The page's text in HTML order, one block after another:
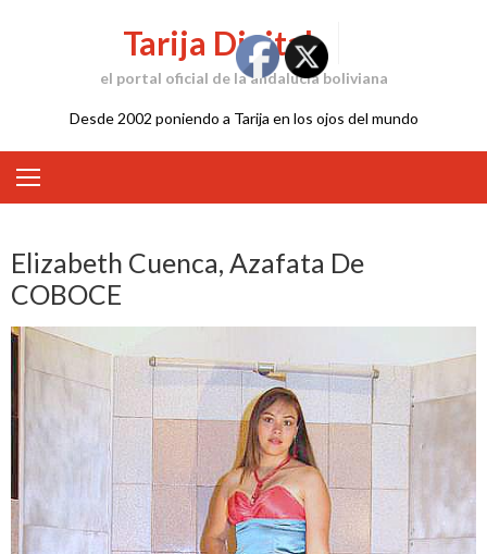
Tarija Digital
el portal oficial de la andalucía boliviana
Desde 2002 poniendo a Tarija en los ojos del mundo
Elizabeth Cuenca, Azafata De
COBOCE